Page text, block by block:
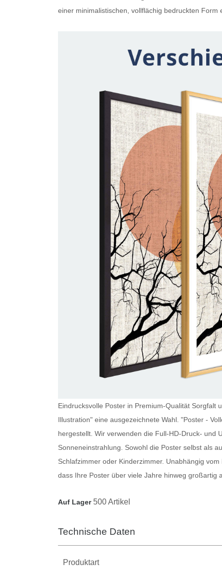
einer minimalistischen, vollflächig bedruckten Form
Eindrucksvolle Poster in Premium-Qualität Sorgfalt
Illustration" eine ausgezeichnete Wahl. "Poster -
hergestellt. Wir verwenden die Full-HD-Druck- und
Sonneneinstrahlung. Sowohl die Poster selbst als
Schlafzimmer oder Kinderzimmer. Unabhängig
dass Ihre Poster über viele Jahre hinweg großartig
Auf Lager 500 Artikel
Technische Daten
Produktart